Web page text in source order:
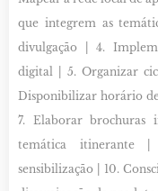
que integrem as
divulgação | 4.
digital | 5. Organizar
Disponibilizar horário
7. Elaborar
temática itinerante
sensibilização | 10.